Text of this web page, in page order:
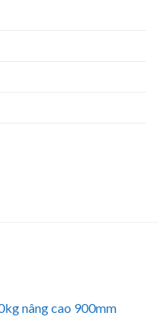
nâng cao 900mm